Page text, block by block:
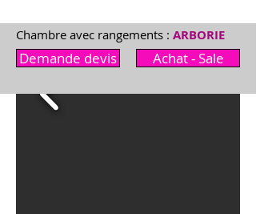
Chambre avec rangements : ARBORIE
Demande devis Achat - Sale